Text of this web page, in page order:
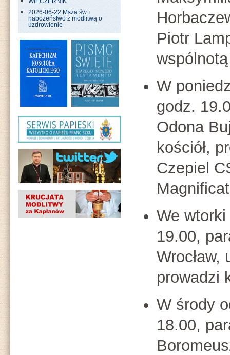
2026-06-22 Msza św. i
nabożeństwo z modlitwą o
uzdrowienie
Piotr
W
godz.
Odona
kościół,
Czepiel
Magnificat
We wtorki
19.00,
Wrocław,
prowadzi
W środy
18.00,